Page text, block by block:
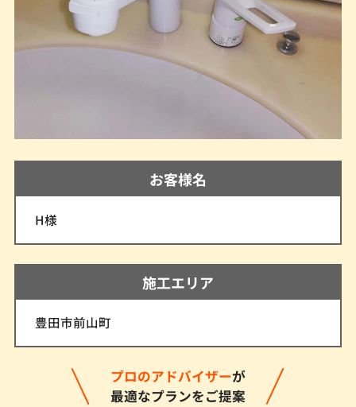
お客様名
H様
施工エリア
豊田市前山町
プロのアドバイザーが
最適なプランをご提案